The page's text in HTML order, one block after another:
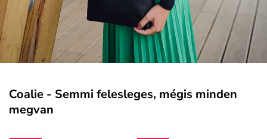
Coalie - Semmi felesleges, mégis minden
megvan